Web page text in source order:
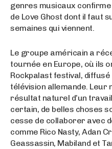
genres musicaux
de Love Ghost dont il faut
semaines qui viennent.
Le groupe américain a
tournée en Europe, où ils
Rockpalast festival, diffusé
télévision allemande.
résultat naturel d’un
certain, de belles choses
cesse de collaborer avec
comme Rico Nasty, Adan
Geassassin, Mabiland et